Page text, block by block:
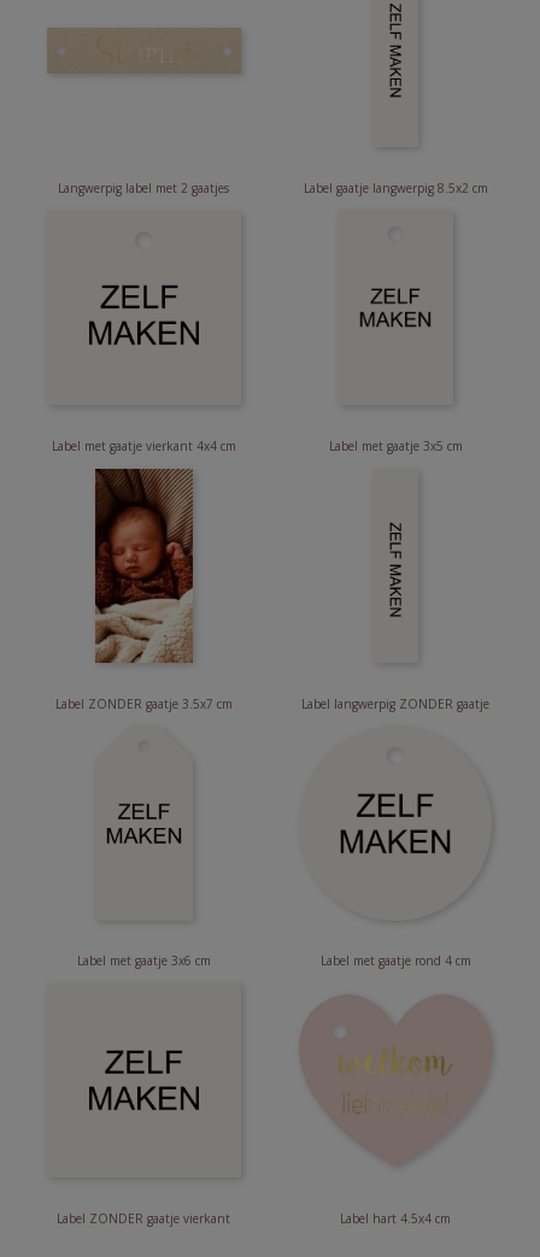
Langwerpig label met 2 gaatjes Label gaatje langwerpig 8.5x2 cm
Label met gaatje vierkant 4x4 cm Label met gaatje 3x5 cm
Label ZONDER gaatje 3.5x7 cm Label langwerpig ZONDER gaatje
Label met gaatje 3x6 cm Label met gaatje rond 4 cm
Label ZONDER gaatje vierkant Label hart 4.5x4 cm